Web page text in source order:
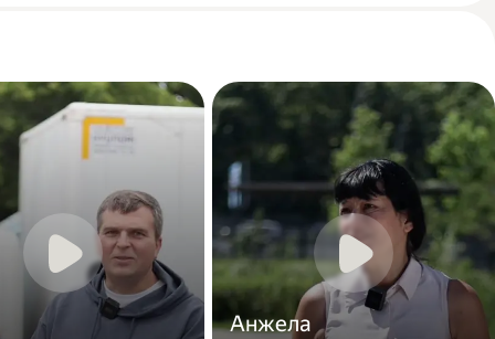
Анжела